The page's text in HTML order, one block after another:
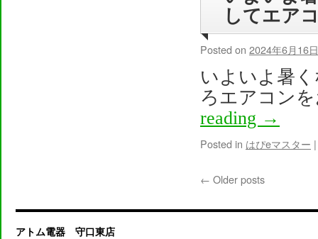
してエア
Posted on 2024年6月16日
いよいよ暑
ろエアコン
reading →
Posted in はぴeマスター |
← Older posts
アトム電器 守口東店